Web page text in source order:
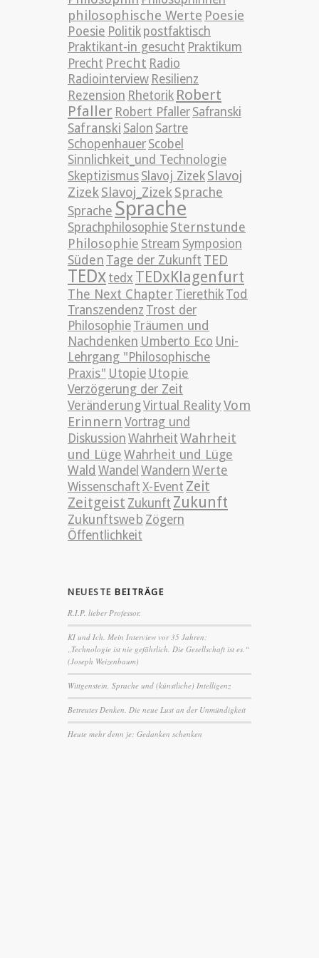
philosophische Werte Poesie
Poesie Politik postfaktisch
Praktikant-in gesucht Praktikum
Precht Precht Radio
Radiointerview Resilienz
Rezension Rhetorik Robert
Pfaller Robert Pfaller Safranski
Safranski Salon Sartre
Schopenhauer Scobel
Sinnlichkeit_und Technologie
Skeptizismus Slavoj Zizek Slavoj
ZizekSlavoj_Zizek Sprache
Sprache Sprache
Sprachphilosophie Sternstunde
Philosophie Stream Symposion
Süden Tage der Zukunft TED
TEDx tedx TEDxKlagenfurt
The Next Chapter Tierethik Tod
Transzendenz Trost der
Philosophie Träumen und
Nachdenken Umberto Eco Uni-
Lehrgang "Philosophische
Praxis" Utopie Utopie
Verzögerung der Zeit
VeränderungVirtual Reality Vom
Erinnern Vortrag und
Diskussion Wahrheit Wahrheit
und Lüge Wahrheit und Lüge
Wald Wandel Wandern Werte
Wissenschaft X-Event Zeit
Zeitgeist Zukunft Zukunft
Zukunftsweb Zögern
Öffentlichkeit
NEUESTE BEITRÄGE
R.I.P. lieber Professor.
KI und Ich. Mein Interview vor 35 Jahren:
„Technologie ist nie gefährlich. Die Gesellschaft ist es.“
(Joseph Weizenbaum)
Wittgenstein, Sprache und (künstliche) Intelligenz
Betreutes Denken. Die neue Lust an der Unmündigkeit
Heute mehr denn je: Gedanken schenken